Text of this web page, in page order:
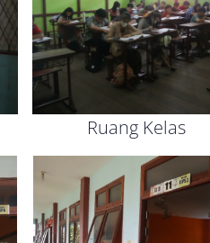
Ruang Kelas